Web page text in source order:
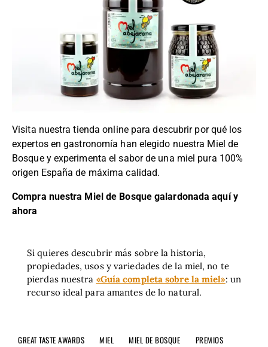
Visita nuestra tienda online para descubrir por qué los
expertos en gastronomía han elegido nuestra Miel de
Bosque y experimenta el sabor de una miel pura 100%
origen España de máxima calidad.
Compra nuestra Miel de Bosque galardonada aquí y
ahora
Si quieres descubrir más sobre la historia,
propiedades, usos y variedades de la miel, no te
pierdas nuestra «Guía completa sobre la miel»: un
recurso ideal para amantes de lo natural.
GREAT TASTE AWARDS MIEL MIEL DE BOSQUE PREMIOS